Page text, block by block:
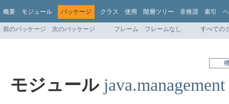
概要 モジュール パッケージ クラス 使用 階層ツリー 非推奨 索引
前のパッケージ 次のパッケージ フレーム フレームなし すべての
モジュール java.management